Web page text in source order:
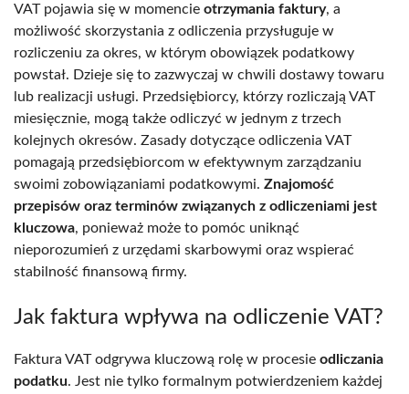
VAT pojawia się w momencie otrzymania faktury, a
możliwość skorzystania z odliczenia przysługuje w
rozliczeniu za okres, w którym obowiązek podatkowy
powstał. Dzieje się to zazwyczaj w chwili dostawy towaru
lub realizacji usługi. Przedsiębiorcy, którzy rozliczają VAT
miesięcznie, mogą także odliczyć w jednym z trzech
kolejnych okresów. Zasady dotyczące odliczenia VAT
pomagają przedsiębiorcom w efektywnym zarządzaniu
swoimi zobowiązaniami podatkowymi. Znajomość
przepisów oraz terminów związanych z odliczeniami jest
kluczowa, ponieważ może to pomóc uniknąć
nieporozumień z urzędami skarbowymi oraz wspierać
stabilność finansową firmy.
Jak faktura wpływa na odliczenie VAT?
Faktura VAT odgrywa kluczową rolę w procesie odliczania
podatku. Jest nie tylko formalnym potwierdzeniem każdej